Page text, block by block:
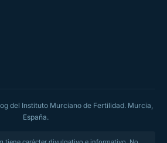
del Instituto Murciano de Fertilidad. Murcia,
España.